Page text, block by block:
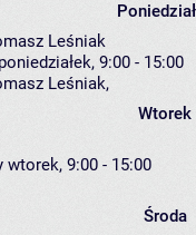
Leśniak
9:00 - 15:00
Leśniak,
Wtorek
wtorek, 9:00 - 15:00
Środa